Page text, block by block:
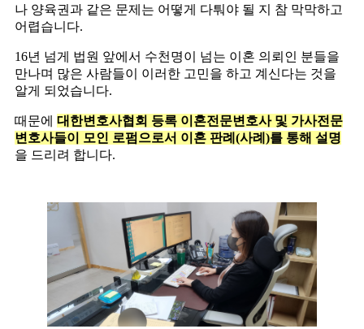
나 양육권과 같은 문제는 어떻게 다퉈야 될 지 참 막막하고
어렵습니다.
16년 넘게 법원 앞에서 수천명이 넘는 이혼 의뢰인 분들을
만나며 많은 사람들이 이러한 고민을 하고 계신다는 것을
알게 되었습니다.
때문에 대한변호사협회 등록 이혼전문변호사 및 가사전문
변호사들이 모인 로펌으로서 이혼 판례(사례)를 통해 설명
을 드리려 합니다.